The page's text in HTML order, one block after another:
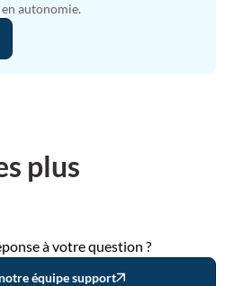
autonomie.
plus
à votre question ?
équipe support